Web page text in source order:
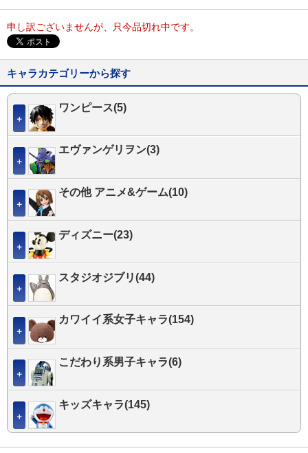
申し訳ございませんが、只今品切れ中です。
キャラカテゴリーから探す
＋
ワンピース(5)
＋
エヴァンゲリヲン(3)
＋
その他 アニメ&ゲーム(10)
＋
ディズニー(23)
＋
スタジオジブリ(44)
＋
カワイイ系女子キャラ(154)
＋
こだわり系男子キャラ(6)
＋
キッズキャラ(145)